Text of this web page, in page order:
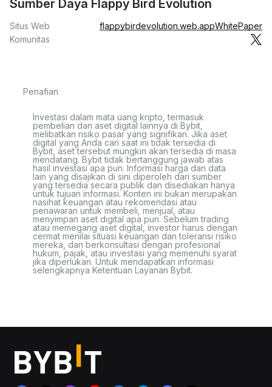
Sumber Daya Flappy Bird Evolution
Situs Web flappybirdevolution.web.appWhitePaper
Komunitas
Penafian
Investasi dalam mata uang kripto, termasuk
pembelian dan aset digital lainnya di Bybit,
melibatkan risiko pasar yang signifikan. Jika aset
digital yang Anda cari saat ini tidak tersedia di
Bybit, aset tersebut mungkin akan tersedia di masa
mendatang. Bybit tidak bertanggung jawab atas
hasil investasi apa pun. Informasi harga dan data
lain yang disajikan di sini diperoleh dari sumber
yang tersedia secara publik dan disediakan hanya
untuk tujuan informasi. Konten ini bukan merupakan
nasihat keuangan atau rekomendasi atau
penawaran untuk membeli, menjual, atau
menyimpan aset digital apa pun. Sebelum trading
atau memegang aset digital, investor harus dengan
cermat menilai situasi keuangan dan toleransi risiko
mereka, dan berkonsultasi dengan profesional
hukum, pajak, atau investasi yang memenuhi syarat
jika diperlukan. Untuk mendapatkan informasi
selengkapnya Ketentuan Layanan Bybit.